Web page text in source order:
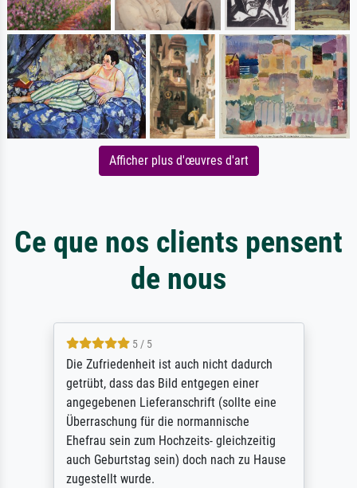
Afficher plus d'œuvres d'art
Ce que nos clients pensent
de nous
5 / 5
Die Zufriedenheit ist auch nicht dadurch
getrübt, dass das Bild entgegen einer
angegebenen Lieferanschrift (sollte eine
Überraschung für die normannische
Ehefrau sein zum Hochzeits- gleichzeitig
auch Geburtstag sein) doch nach zu Hause
zugestellt wurde.